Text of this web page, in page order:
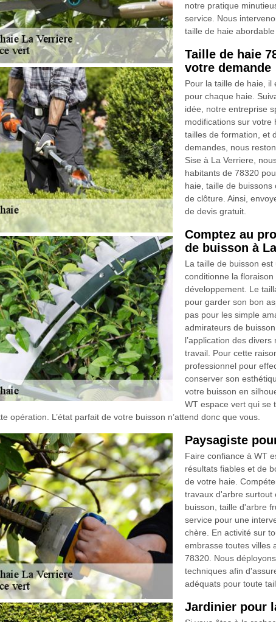
notre pratique
service. Nous
taille de haie
Taille de haie
votre demande
Pour la taille de haie, il
pour chaque haie.
idée, notre entreprise
modifications sur votre
tailles de formation, et
demandes, nous
Sise à La Verriere,
habitants de 78320
haie, taille de
de clôture. Ainsi,
de devis gratuit.
Comptez au
de buisson à
La taille de buisson
conditionne la
développement. Le
pour garder son bon
pas pour les simple
admirateurs de
l’application des
travail. Pour cette
professionnel pour
conserver son
votre buisson en
WT espace vert qui se
opération. L’état parfait de votre buisson n’attend donc que vous.
Paysagiste
Faire confiance à WT
résultats fiables et de
de votre haie.
travaux d'arbre surtout
buisson, taille d'arbre
service pour une
chère. En activité sur
embrasse toutes villes
78320. Nous
techniques afin
adéquats pour toute
Jardinier pour